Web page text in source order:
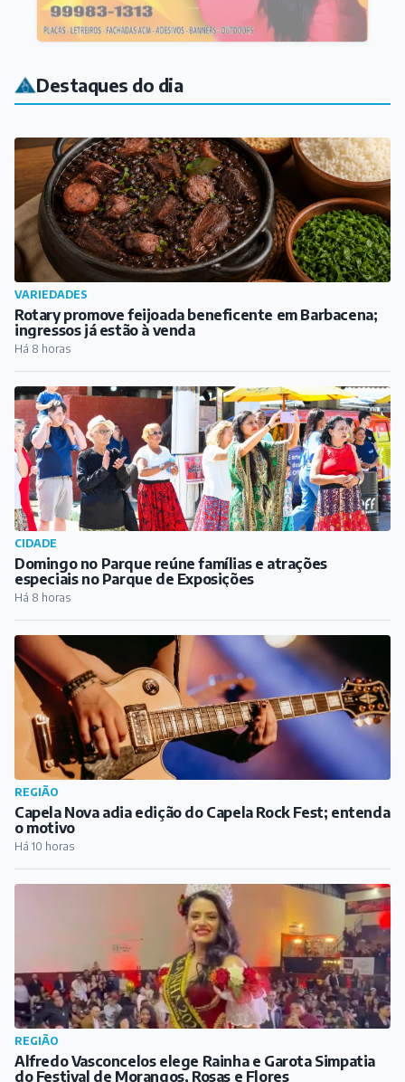
Destaques do dia
VARIEDADES
Rotary promove feijoada beneficente em Barbacena;
ingressos já estão à venda
Há 8 horas
CIDADE
Domingo no Parque reúne famílias e atrações
especiais no Parque de Exposições
Há 8 horas
REGIÃO
Capela Nova adia edição do Capela Rock Fest; entenda
o motivo
Há 10 horas
REGIÃO
Alfredo Vasconcelos elege Rainha e Garota Simpatia
do Festival de Morangos, Rosas e Flores